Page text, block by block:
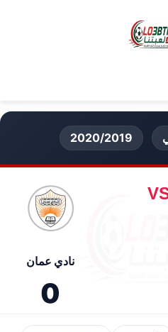
2020/2019
نادي عمان
0